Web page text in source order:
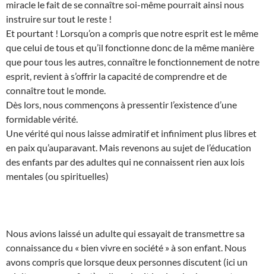
miracle le fait de se connaître soi-même pourrait ainsi nous
instruire sur tout le reste !
Et pourtant ! Lorsqu’on a compris que notre esprit est le même
que celui de tous et qu’il fonctionne donc de la même manière
que pour tous les autres, connaître le fonctionnement de notre
esprit, revient à s’offrir la capacité de comprendre et de
connaître tout le monde.
Dès lors, nous commençons à pressentir l’existence d’une
formidable vérité.
Une vérité qui nous laisse admiratif et infiniment plus libres et
en paix qu’auparavant. Mais revenons au sujet de l’éducation
des enfants par des adultes qui ne connaissent rien aux lois
mentales (ou spirituelles)
Nous avions laissé un adulte qui essayait de transmettre sa
connaissance du « bien vivre en société » à son enfant. Nous
avons compris que lorsque deux personnes discutent (ici un